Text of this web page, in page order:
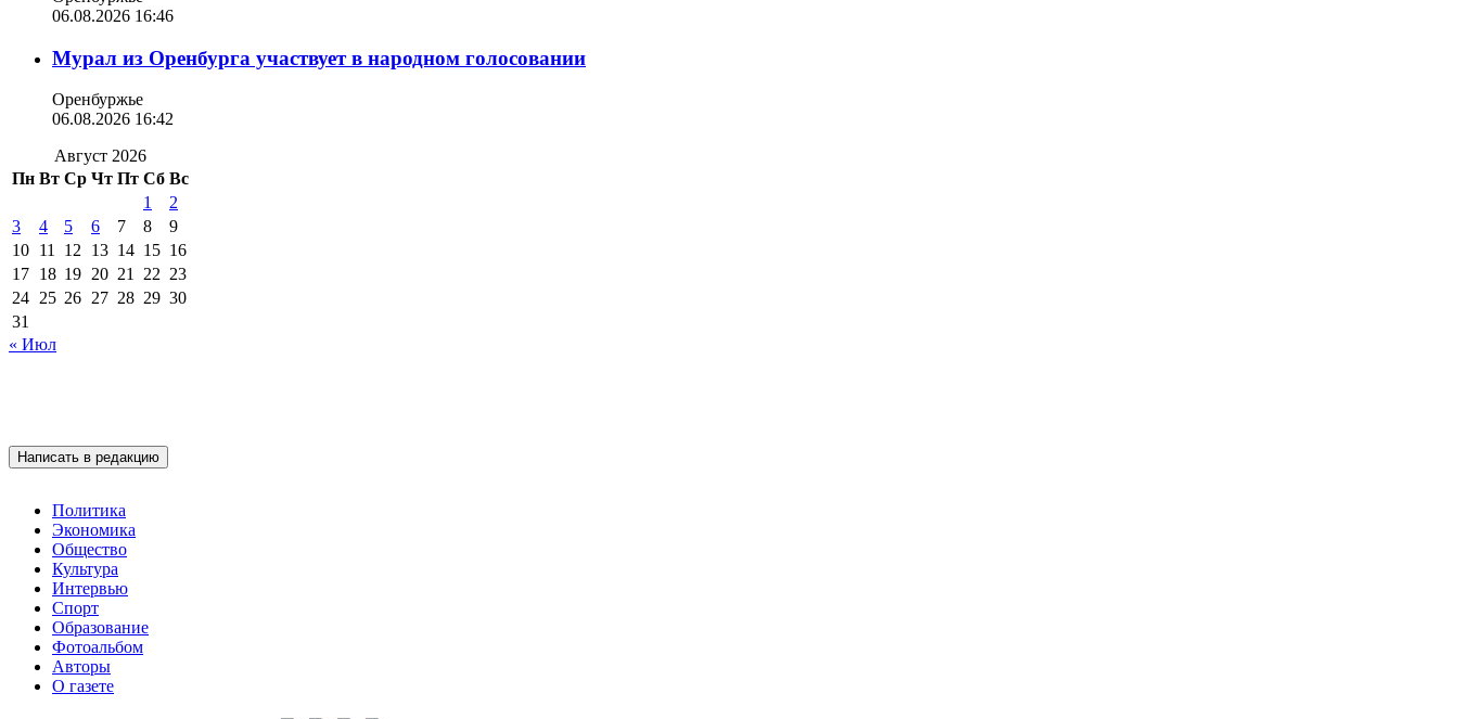
06.08.2026 16:46
Мурал из Оренбурга участвует в народном голосовании
Оренбуржье
06.08.2026 16:42
Август 2026
Пн Вт Ср Чт Пт Сб Вс
1
2
3
4 5 6 7 8
9
10 11 12 13 14 15 16
17 18 19 20 21 22 23
24 25 26 27 28 29 30
31
« Июл
Написать в редакцию
Политика
Экономика
Общество
Культура
Интервью
Спорт
Образование
Фотоальбом
Авторы
О газете